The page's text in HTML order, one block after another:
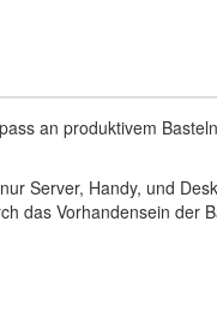
an produktivem
Server, Handy, und
Vorhandensein der